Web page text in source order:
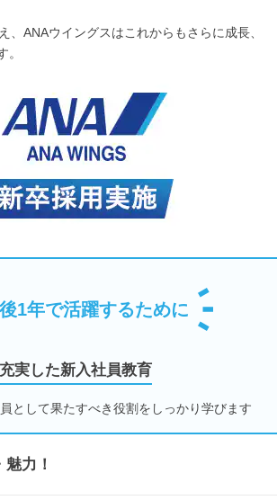
、ANAウイングスはこれからもさらに成長、
。
1年で活躍するために
充実した新入社員教育
として果たすべき役割をしっかり学びます
力！